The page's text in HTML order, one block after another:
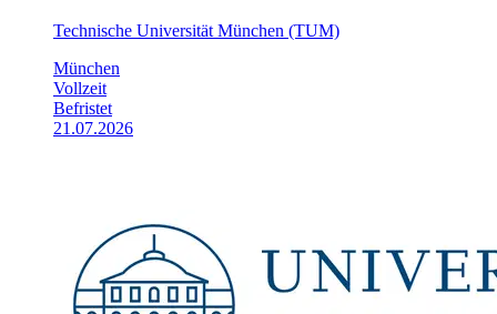
Technische Universität München (TUM)
München
Vollzeit
Befristet
21.07.2026